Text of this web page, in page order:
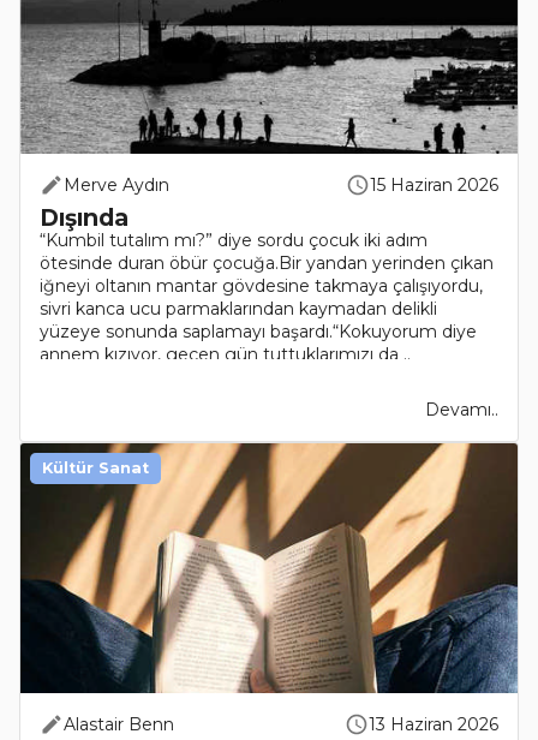
Merve Aydın 15 Haziran 2026
Dışında
“Kumbil tutalım mı?” diye sordu çocuk iki adım
ötesinde duran öbür çocuğa.Bir yandan yerinden çıkan
iğneyi oltanın mantar gövdesine takmaya çalışıyordu,
sivri kanca ucu parmaklarından kaymadan delikli
yüzeye sonunda saplamayı başardı.“Kokuyorum diye
annem kızıyor, geçen gün tuttuklarımızı da ..
Devamı..
Alastair Benn 13 Haziran 2026
Kültür Sanat